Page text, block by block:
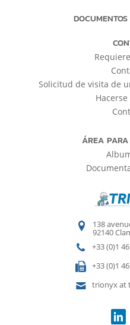
Solicitud de visita de
ÁREA
138
92140
+33 (0)1
+33 (0)1
trionyx at